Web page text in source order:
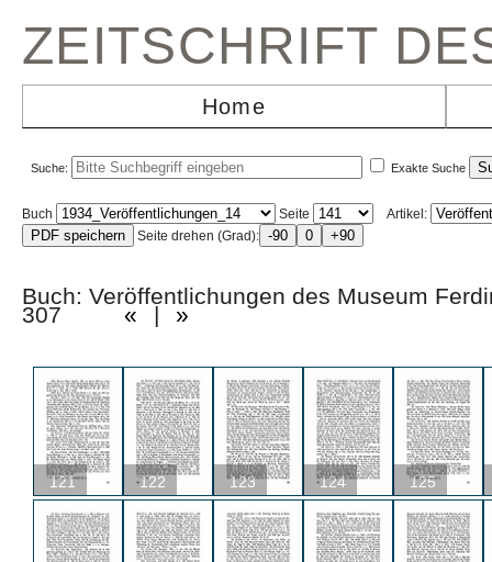
ZEITSCHRIFT
Home
Suche: Exakte Suche
Buch Seite
Artikel:
Seite drehen (Grad):
Buch: Veröffentlichungen des Museum
307 « | »
121 122 123 124 125